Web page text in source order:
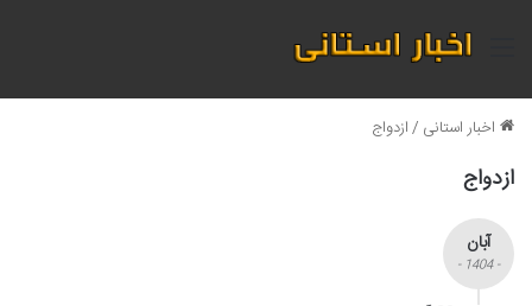
منو
اخبار استانی /ازدواج
ازدواج
آبان
- 1404 -